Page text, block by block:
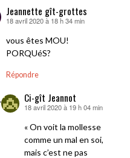
Jeannette gît-grottes
dit :
18 avril 2020 à 18 h 34 min
vous êtes MOU!
PORQUéS?
Répondre
Ci-gît Jeannot
dit :
18 avril 2020 à 19 h 04 min
« On voit la mollesse
comme un mal en soi,
mais c’est ne pas